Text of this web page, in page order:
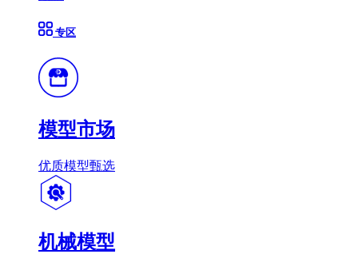
专区
模型市场
优质模型甄选
机械模型